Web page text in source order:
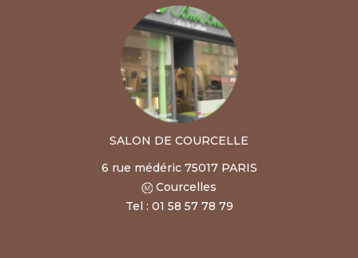
SALON DE COURCELLE
6 rue médéric 75017 PARIS
Courcelles
Tel : 01 58 57 78 79